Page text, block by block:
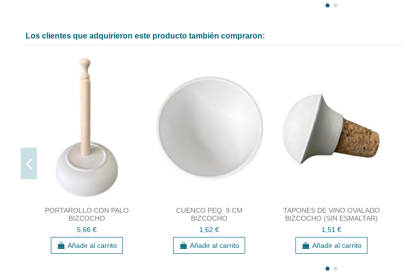
Los clientes que adquirieron este producto también compraron:
PORTAROLLO CON PALO
BIZCOCHO
5,66 €
Añadir al carrito
CUENCO PEQ. 9 CM
BIZCOCHO
1,62 €
Añadir al carrito
TAPONES DE VINO OVALADO
BIZCOCHO (SIN ESMALTAR)
1,51 €
Añadir al carrito